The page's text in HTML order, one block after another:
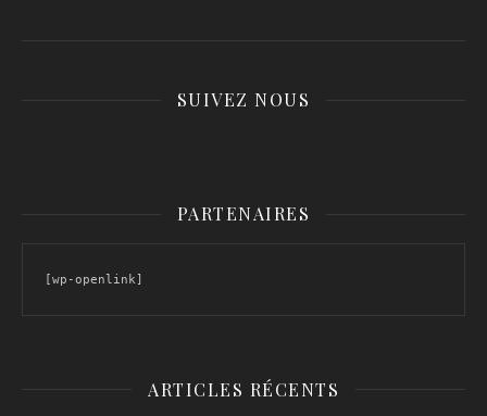
SUIVEZ NOUS
PARTENAIRES
[wp-openlink]
ARTICLES RÉCENTS